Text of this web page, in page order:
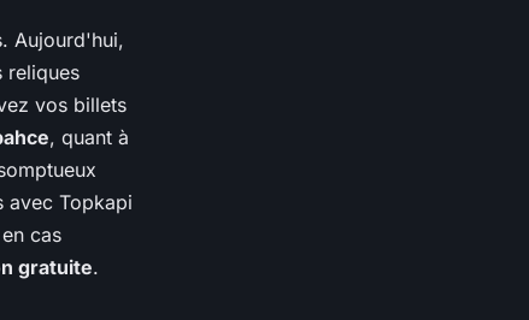
Aujourd'hui,
reliques
vos billets
, quant à
avec Topkapi
en cas
gratuite.